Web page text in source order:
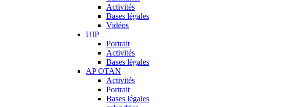
Activités
Bases légales
Vidéos
UIP
Portrait
Activités
Bases légales
AP OTAN
Activités
Portrait
Bases légales